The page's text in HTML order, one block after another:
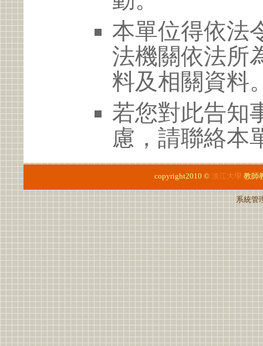
本單位得依法
法機關依法所
料及相關資料
若您對此告知
慮，請聯絡本
copyright2010 © 淡江大學 教師
系統管